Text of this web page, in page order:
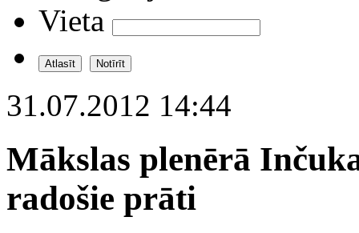
Vieta
31.07.2012 14:44
Mākslas plenērā
radošie prāti